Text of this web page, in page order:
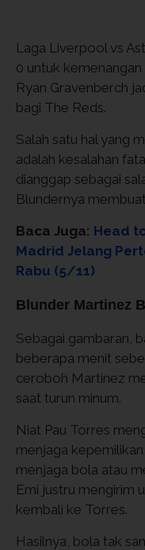
Laga Liverpool vs
0 untuk
Ryan Gravenberch
bagi The Reds.
Salah satu hal yang
adalah kesalahan
dianggap sebagai
Blundernya
Baca Juga: Head
Madrid Jelang
Rabu (5/11)
Blunder Martinez
Sebagai gambaran,
beberapa menit
ceroboh Martinez
saat turun minum.
Niat Pau Torres
menjaga
menjaga bola atau
Emi justru mengirim
kembali ke Torres.
Hasilnya, bola tak